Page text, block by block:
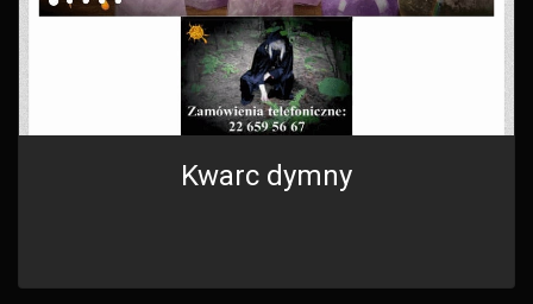
Kwarc dymny